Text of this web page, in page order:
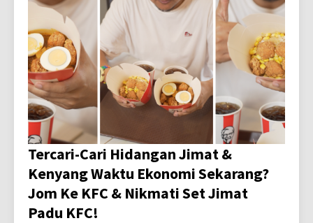
Tercari-Cari Hidangan Jimat &
Kenyang Waktu Ekonomi Sekarang?
Jom Ke KFC & Nikmati Set Jimat
Padu KFC!